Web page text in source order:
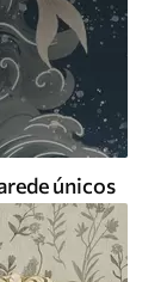
únicos